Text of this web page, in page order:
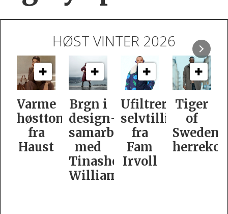
HØST VINTER 2026
Brgn i
design­
samarbeid
med
Williamson
Ufiltrert
selvtillit
fra
Fam
Irvoll
Tiger
of
Swedens
herrekolleksjon
Slik
er
dame­